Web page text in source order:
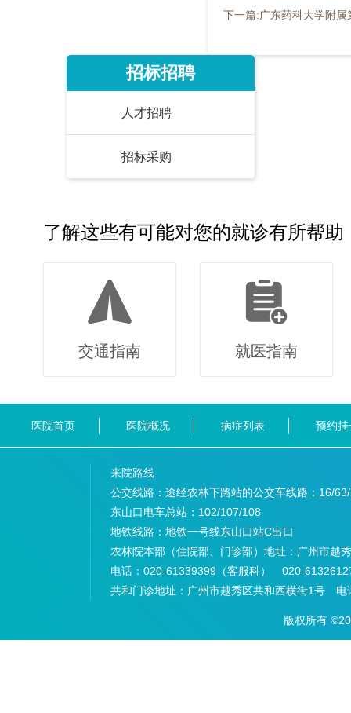
下一篇:广东药科大学附
招标招聘
人才招聘
招标采购
了解这些有可能对您的就诊有所帮助
交通指南 就医指南
医院首页 医院概况 病症列表 预约挂
来院路线
公交线路：途经农林下路站的公交车线路： 16/
东山口电车总站： 102/107/108
地铁线路： 地铁一号线东山口站C出口
农林院本部（住院部、门诊部）地址： 广州市越
电话： 020-61339399（客服科） 020-
共和门诊地址： 广州市越秀区共和西横街1号 电
版权所有